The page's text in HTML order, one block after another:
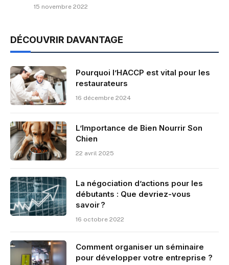
15 novembre 2022
DÉCOUVRIR DAVANTAGE
Pourquoi l’HACCP est vital pour les
restaurateurs
16 décembre 2024
L’Importance de Bien Nourrir Son
Chien
22 avril 2025
La négociation d’actions pour les
débutants : Que devriez-vous
savoir ?
16 octobre 2022
Comment organiser un séminaire
pour développer votre entreprise ?